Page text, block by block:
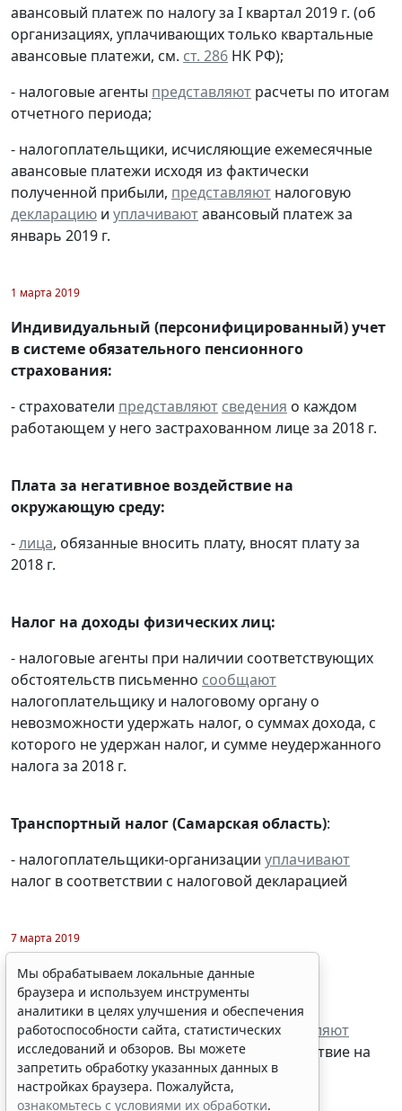
авансовый платеж по налогу за I квартал 2019 г. (об
организациях, уплачивающих только квартальные
авансовые платежи, см. ст. 286 НК РФ);
- налоговые агенты представляют расчеты по итогам
отчетного периода;
- налогоплательщики, исчисляющие ежемесячные
авансовые платежи исходя из фактически
полученной прибыли, представляют налоговую
декларацию и уплачиваютавансовый платеж за
январь 2019 г.
1 марта 2019
Индивидуальный (персонифицированный) учет
в системе обязательного пенсионного
страхования:
- страхователи представляют сведения о каждом
работающем у него застрахованном лице за 2018 г.
Плата за негативное воздействие на
окружающую среду:
-лица, обязанные вносить плату, вносят плату за
2018 г.
Налог на доходы физических лиц:
- налоговые агенты при наличии соответствующих
обстоятельств письменно сообщают
налогоплательщику и налоговому органу о
невозможности удержать налог, о суммах дохода, с
которого не удержан налог, и сумме неудержанного
налога за 2018 г.
Транспортный налог (Самарская область):
- налогоплательщики-организации уплачивают
налог в соответствии с налоговой декларацией
7 марта 2019
Плата за негативное воздействие на
окружающую среду:
-лица, обязанные вносить плату,представляют
декларациюо плате за негативное воздействие на
окружающую среду за 2018 г.
аналитики в целях улучшения и обеспечения
работоспособности сайта, статистических
исследований и обзоров. Вы можете
запретить обработку указанных данных в
настройках браузера. Пожалуйста,
ознакомьтесь с условиями их обработки.
Принять